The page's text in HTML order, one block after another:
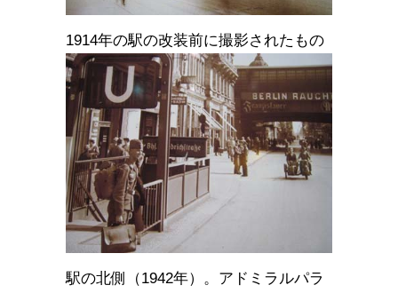
1914年の駅の改装前に撮影されたもの
駅の北側（1942年）。アドミラルパラ